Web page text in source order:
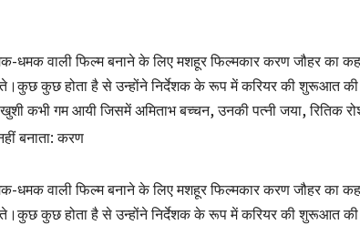
धमक वाली फिल्म बनाने के लिए मशहूर फिल्मकार करण जौहर का
कुछ होता है से उन्होंने निर्देशक के रूप में करियर की शुरूआत
कभी गम आयी जिसमें अमिताभ बच्चन, उनकी पत्नी जया, रितिक
धमक वाली फिल्म बनाने के लिए मशहूर फिल्मकार करण जौहर का
कुछ होता है से उन्होंने निर्देशक के रूप में करियर की शुरूआत